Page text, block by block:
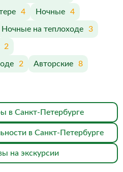
4 Ночные 4
Ночные на теплоходе 3
2
2 Авторские 8
в Санкт-Петербурге
в Санкт-Петербурге
на экскурсии